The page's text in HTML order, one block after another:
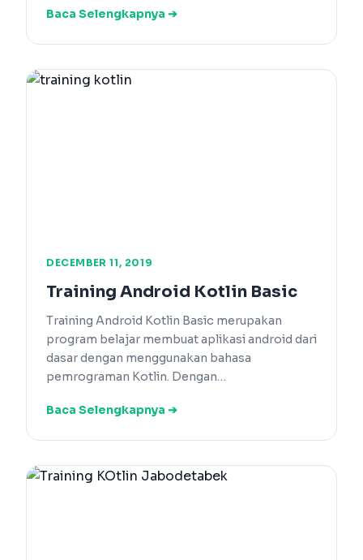
Baca Selengkapnya ➔
DECEMBER 11, 2019
Training Android Kotlin Basic
Training Android Kotlin Basic merupakan
program belajar membuat aplikasi android dari
dasar dengan menggunakan bahasa
pemrograman Kotlin. Dengan…
Baca Selengkapnya ➔